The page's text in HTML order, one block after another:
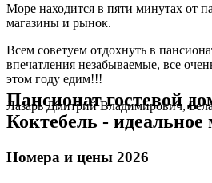
Море находится в пяти минутах от
магазины и рынок.
Всем советуем отдохнуть в
впечатления незабываемые, все
этом году едим!!!
Лазарь Дмитрий Владимирович,
Пансионат гостевой
Коктебель - идеальное
Номера и цены 2026